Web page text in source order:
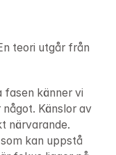
teori utgår från
fasen känner vi
Känslor av
närvarande.
kan uppstå